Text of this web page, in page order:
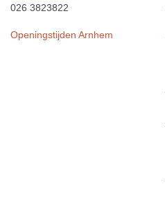
026 3823822
Openingstijden Arnhem